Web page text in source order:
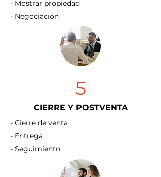
- Mostrar propiedad
- Negociación
5
CIERRE Y POSTVENTA
- Cierre de venta
- Entrega
- Seguimiento